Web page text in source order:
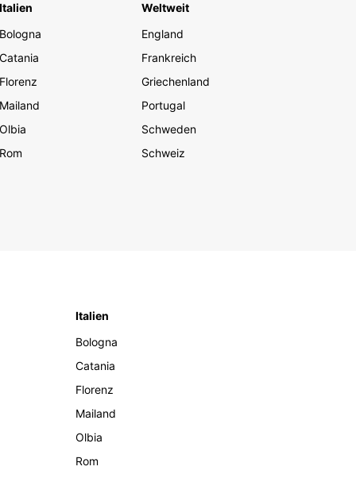
Italien
Bologna
Catania
Florenz
Mailand
Olbia
Rom
Weltweit
England
Frankreich
Griechenland
Portugal
Schweden
Schweiz
Italien
Bologna
Catania
Florenz
Mailand
Olbia
Rom